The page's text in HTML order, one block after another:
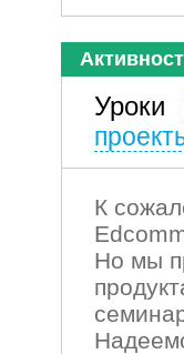
Уроки
К
Но мы